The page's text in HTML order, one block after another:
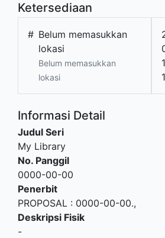
Ketersediaan
# Belum memasukkan
lokasi
Belum memasukkan
lokasi
Informasi Detail
Judul Seri
My Library
No. Panggil
0000-00-00
Penerbit
PROPOSAL : 0000-00-00.,
Deskripsi Fisik
-